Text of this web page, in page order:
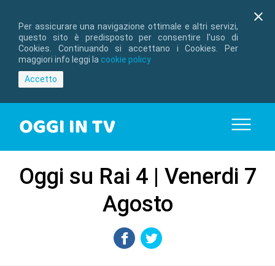
Per assicurare una navigazione ottimale e altri servizi,
questo sito è predisposto per consentire l'uso di
Cookies. Continuando si accettano i Cookies. Per
maggiori info leggi la cookie policy
Accetto
Oggi su Rai 4 | Venerdi 7
Agosto